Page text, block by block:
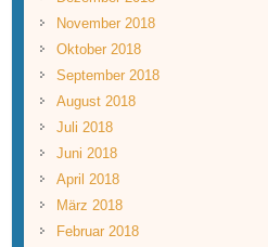
November 2018
Oktober 2018
September 2018
August 2018
Juli 2018
Juni 2018
April 2018
März 2018
Februar 2018